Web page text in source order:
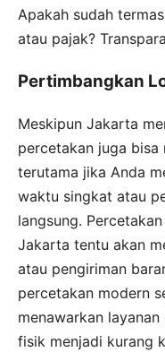
Apakah sudah
atau pajak?
Pertimbangkan
Meskipun Jakarta
percetakan juga
terutama jika Anda
waktu singkat atau
langsung.
Jakarta tentu akan
atau pengiriman
percetakan modern
menawarkan
fisik menjadi kurang